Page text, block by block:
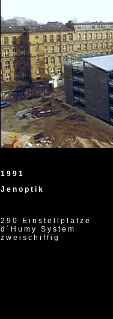
1991
Jenoptik
290 Einstellplätze
d´Humy System
zweischiffig